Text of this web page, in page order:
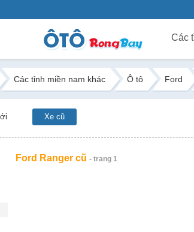
Các tỉnh miền nam khác Ô tô Ford
Xe cũ
Ford Ranger cũ - trang 1